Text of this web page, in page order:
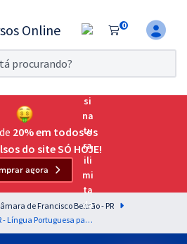
0
grátis por 7 dias!
para o Exame da
para as principais
20% em todos os
do site SÓ HOJE!
agora
de Francisco Beltrão - PR
Câmara de Francisco Beltrão - PR - Língua Portuguesa para os Cargos de Nível Superior com o Professor Lucas Lemos